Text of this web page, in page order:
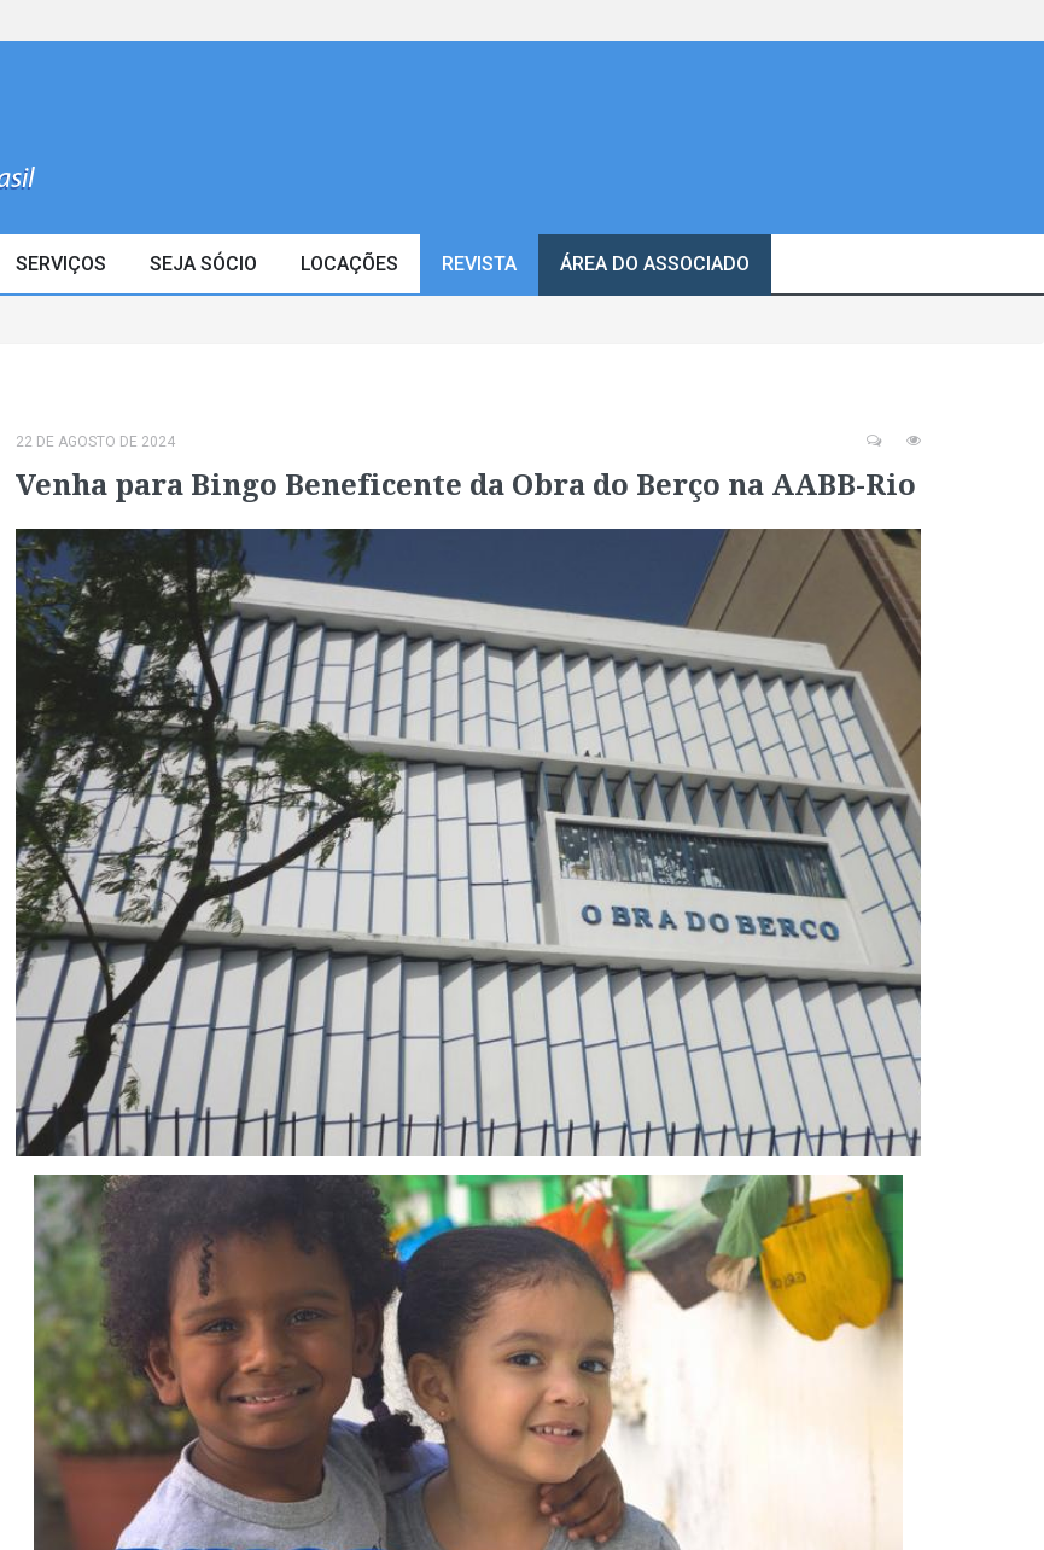
SERVIÇOS SEJA SÓCIO LOCAÇÕES REVISTA ÁREA DO ASSOCIADO
22 DE AGOSTO DE 2024
Venha para Bingo Beneficente da Obra do Berço na AABB-Rio